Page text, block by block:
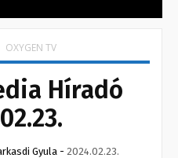
OXYGEN TV
Híradó
Gyula - 2024.02.23.